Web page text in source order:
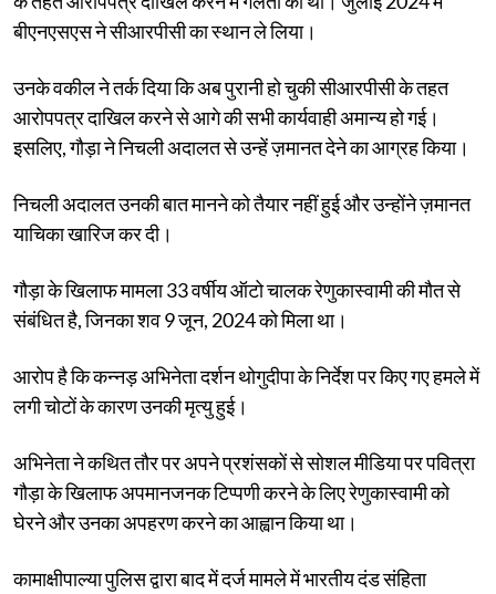
बीएनएसएस ने सीआरपीसी का स्थान ले लिया।
उनके वकील ने तर्क दिया कि अब पुरानी हो चुकी सीआरपीसी के तहत
आरोपपत्र दाखिल करने से आगे की सभी कार्यवाही अमान्य हो गई।
इसलिए, गौड़ा ने निचली अदालत से उन्हें ज़मानत देने का आग्रह किया।
निचली अदालत उनकी बात मानने को तैयार नहीं हुई और उन्होंने ज़मानत
याचिका खारिज कर दी।
गौड़ा के खिलाफ मामला 33 वर्षीय ऑटो चालक रेणुकास्वामी की मौत से
संबंधित है, जिनका शव 9 जून, 2024 को मिला था।
आरोप है कि कन्नड़ अभिनेता दर्शन थोगुदीपा के निर्देश पर किए गए हमले में
लगी चोटों के कारण उनकी मृत्यु हुई।
अभिनेता ने कथित तौर पर अपने प्रशंसकों से सोशल मीडिया पर पवित्रा
गौड़ा के खिलाफ अपमानजनक टिप्पणी करने के लिए रेणुकास्वामी को
घेरने और उनका अपहरण करने का आह्वान किया था।
कामाक्षीपाल्या पुलिस द्वारा बाद में दर्ज मामले में भारतीय दंड संहिता